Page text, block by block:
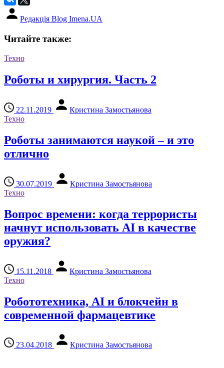
Редакція Blog Imena.UA
Читайте также:
Техно
Роботы и хирургия. Часть 2
22.11.2019
Кристина Замостьянова
Техно
Роботы занимаются наукой – и это
отлично
30.07.2019
Кристина Замостьянова
Техно
Вопрос времени: когда террористы
начнут использовать AI в качестве
оружия?
15.11.2018
Кристина Замостьянова
Техно
Робототехника, AI и блокчейн в
современной фармацевтике
23.04.2018 Кристина Замостьянова